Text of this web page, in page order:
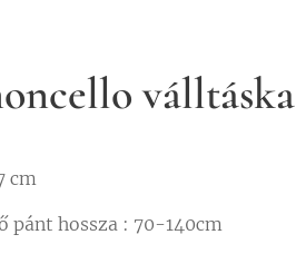
válltáska
cm
pánt hossza : 70-140cm